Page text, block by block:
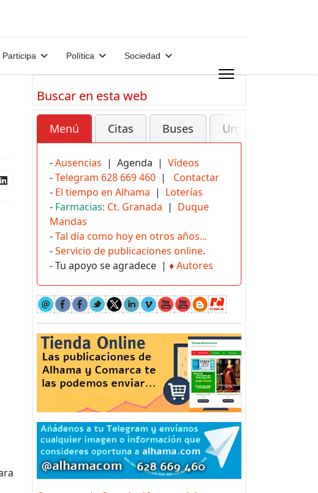
Participa Política Sociedad
Buscar en esta web
Menú Citas Buses Urgencias
-Ausencias | Agenda | Vídeos
-Telegram 628 669 460 | Contactar
- El tiempo en Alhama | Loterías
- Farmacias: Ct. Granada | Duque
Mandas
-Tal día como hoy en otros años...
-Servicio de publicaciones online.
- Tu apoyo se agradece | ♦Autores